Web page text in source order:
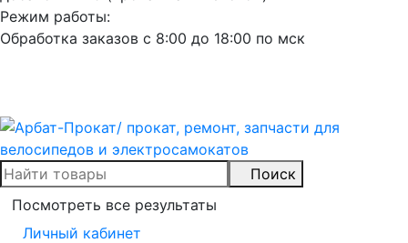
Режим работы:
Обработка заказов с 8:00 до 18:00 по мск
Поиск
Посмотреть все результаты
Личный кабинет